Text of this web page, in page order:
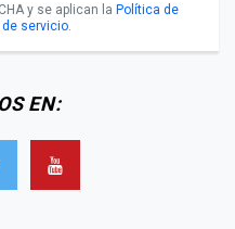
y se aplican la Política de
servicio.
EN: